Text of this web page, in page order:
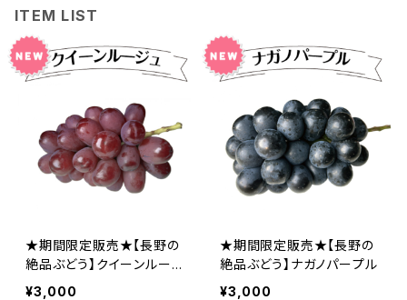
ITEM LIST
★期間限定販売★【長野の
絶品ぶどう】クイーンルージ
ュ
¥3,000
★期間限定販売★【長野の
絶品ぶどう】ナガノパープル
¥3,000